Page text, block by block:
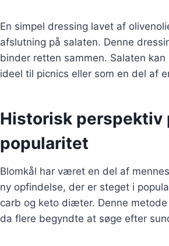
En simpel dressing lavet af
afslutning på salaten. Denne
binder retten sammen. Salaten
ideel til picnics eller som en del af
Historisk perspektiv
popularitet
Blomkål har været en del af
ny opfindelse, der er steget i
carb og keto diæter. Denne
da flere begyndte at søge efter